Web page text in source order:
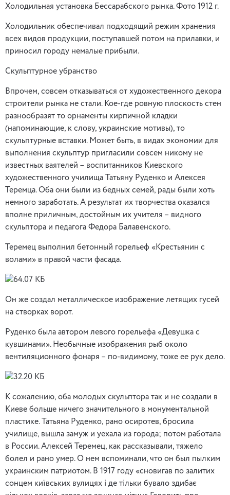
Холодильная установка Бессарабского рынка. Фото 1912 г.
Холодильник обеспечивал подходящий режим хранения
всех видов продукции, поступавшей потом на прилавки, и
приносил городу немалые прибыли.
Скульптурное убранство
Впрочем, совсем отказываться от художественного декора
строители рынка не стали. Кое-где ровную плоскость стен
разнообразят то орнаменты кирпичной кладки
(напоминающие, к слову, украинские мотивы), то
скульптурные вставки. Может быть, в видах экономии для
выполнения скульптур пригласили совсем никому не
известных ваятелей – воспитанников Киевского
художественного училища Татьяну Руденко и Алексея
Теремца. Оба они были из бедных семей, рады были хоть
немного заработать. А результат их творчества оказался
вполне приличным, достойным их учителя – видного
скульптора и педагога Федора Балавенского.
Теремец выполнил бетонный горельеф «Крестьянин с
волами» в правой части фасада.
Он же создал металлическое изображение летящих гусей
на створках ворот.
Руденко была автором левого горельефа «Девушка с
кувшинами». Необычные изображения рыб около
вентиляционного фонаря – по-видимому, тоже ее рук дело.
К сожалению, оба молодых скульптора так и не создали в
Киеве больше ничего значительного в монументальной
пластике. Татьяна Руденко, рано осиротев, бросила
училище, вышла замуж и уехала из города; потом работала
в России. Алексей Теремец, как рассказывали, тяжело
болел и рано умер. О нем вспоминали, что он был пылким
украинским патриотом. В 1917 году «сновигав по залитих
сонцем київських вулицях і де тільки бувало здибає